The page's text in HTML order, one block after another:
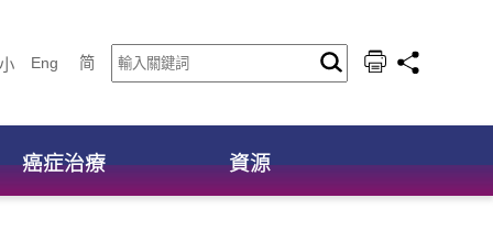
Eng 简
癌症治療 資源